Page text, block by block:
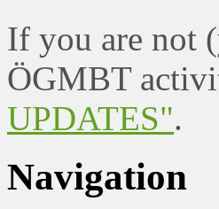
If you are not
ÖGMBT
UPDATES".
Navigation